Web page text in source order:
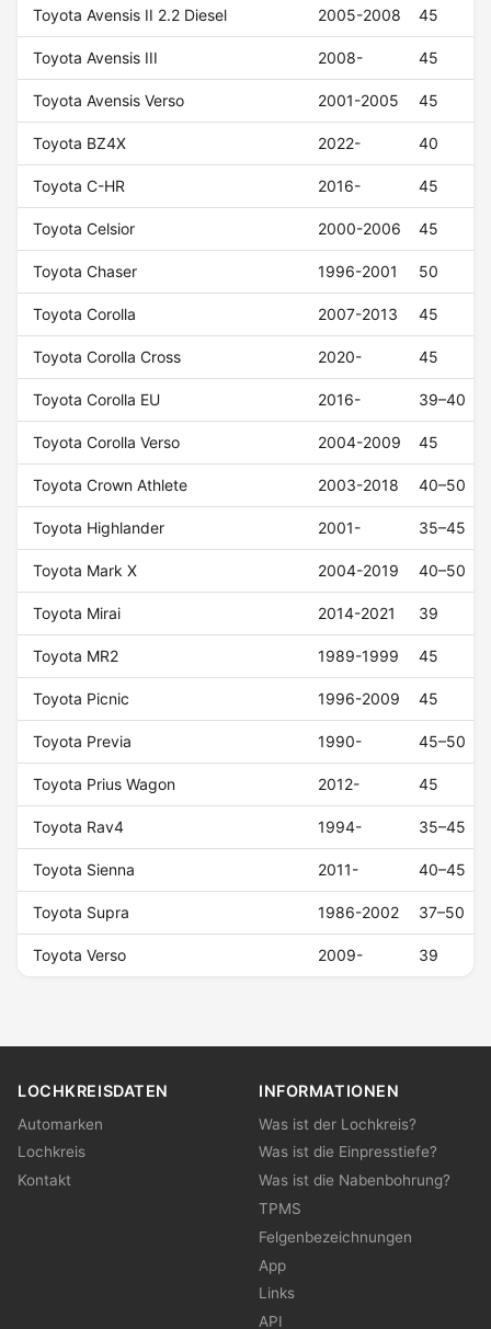
Toyota Avensis II 2.2 Diesel 2005-2008 45
Toyota Avensis III 2008- 45
Toyota Avensis Verso 2001-2005 45
Toyota BZ4X 2022- 40
Toyota C-HR 2016- 45
Toyota Celsior 2000-2006 45
Toyota Chaser 1996-2001 50
Toyota Corolla 2007-2013 45
Toyota Corolla Cross 2020- 45
Toyota Corolla EU 2016- 39–40
Toyota Corolla Verso 2004-2009 45
Toyota Crown Athlete 2003-2018 40–50
Toyota Highlander 2001- 35–45
Toyota Mark X 2004-2019 40–50
Toyota Mirai 2014-2021 39
Toyota MR2 1989-1999 45
Toyota Picnic 1996-2009 45
Toyota Previa 1990- 45–50
Toyota Prius Wagon 2012- 45
Toyota Rav4 1994- 35–45
Toyota Sienna 2011- 40–45
Toyota Supra 1986-2002 37–50
Toyota Verso 2009- 39
LOCHKREISDATEN
Automarken
Lochkreis
Kontakt
INFORMATIONEN
Was ist der Lochkreis?
Was ist die Einpresstiefe?
Was ist die Nabenbohrung?
TPMS
Felgenbezeichnungen
App
Links
API